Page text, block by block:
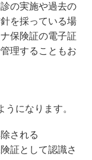
の実施や過去の
を採っている場
保険証の電子証
理することもお
になります。
される
証として認識さ